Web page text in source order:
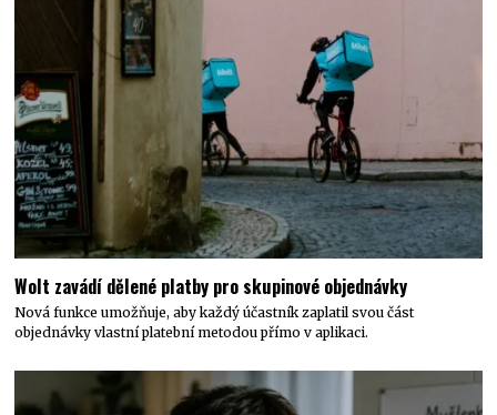
Wolt zavádí dělené platby pro skupinové objednávky
Nová funkce umožňuje, aby každý účastník zaplatil svou část
objednávky vlastní platební metodou přímo v aplikaci.